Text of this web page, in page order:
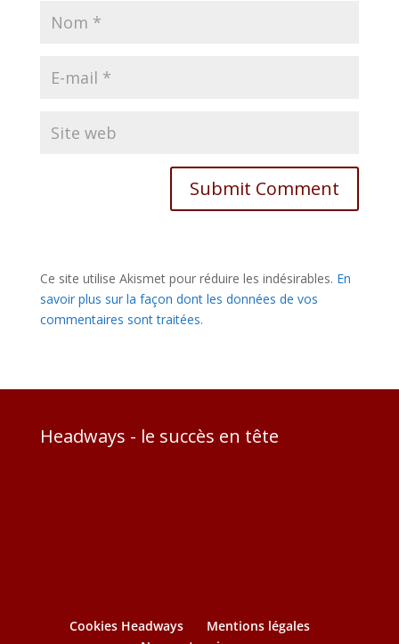
Ce site utilise Akismet pour réduire les indésirables. En
savoir plus sur la façon dont les données de vos
commentaires sont traitées.
Headways - le succès en tête
Cookies Headways
Mentions légales